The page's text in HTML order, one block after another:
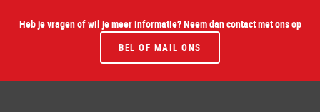
Heb je vragen of wil je meer informatie? Neem dan contact met ons op
BEL OF MAIL ONS